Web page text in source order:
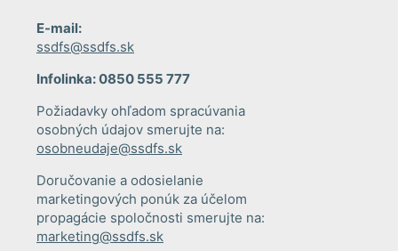
E-mail:
ssdfs@ssdfs.sk
Infolinka: 0850 555 777
Požiadavky ohľadom spracúvania
osobných údajov smerujte na:
osobneudaje@ssdfs.sk
Doručovanie a odosielanie
marketingových ponúk za účelom
propagácie spoločnosti smerujte na:
marketing@ssdfs.sk